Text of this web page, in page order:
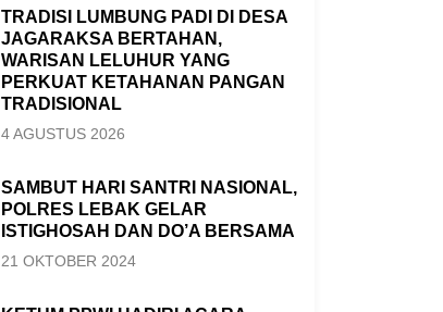
TRADISI LUMBUNG PADI DI DESA
JAGARAKSA BERTAHAN,
WARISAN LELUHUR YANG
PERKUAT KETAHANAN PANGAN
TRADISIONAL
4 AGUSTUS 2026
SAMBUT HARI SANTRI NASIONAL,
POLRES LEBAK GELAR
ISTIGHOSAH DAN DO’A BERSAMA
21 OKTOBER 2024